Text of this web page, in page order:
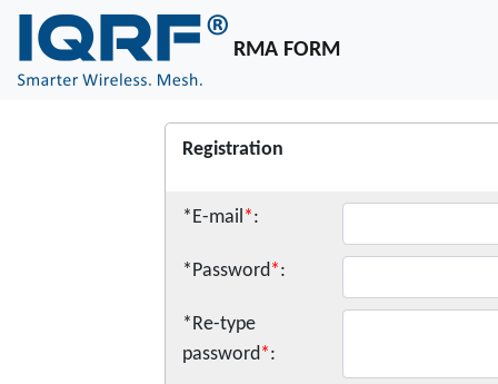
RMA FORM
Registration
*E-mail*:
*Password*:
*Re-type
password*: